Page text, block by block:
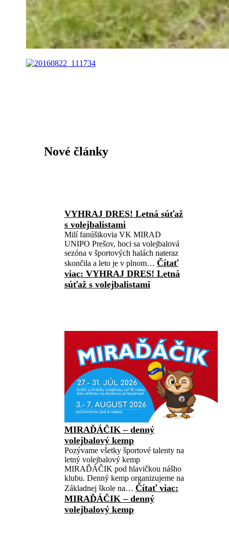
Nové články
VYHRAJ DRES! Letná súťaž
s volejbalistami
Milí fanúšikovia VK MIRAD
UNIPO Prešov, hoci sa volejbalová
sezóna v športových halách nateraz
skončila a leto je v plnom… Čítať
viac: VYHRAJ DRES! Letná
súťaž s volejbalistami
MIRAĎÁČIK – denný
volejbalový kemp
Pozývame všetky športové talenty na
letný volejbalový kemp
MIRAĎÁČIK pod hlavičkou nášho
klubu. Denný kemp organizujeme na
Základnej škole na… Čítať viac:
MIRAĎÁČIK – denný
volejbalový kemp